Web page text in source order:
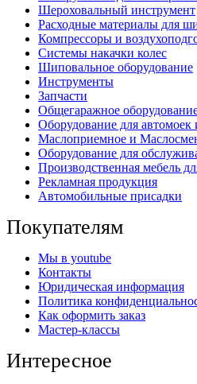
Шероховальный инструмент
Расходные материалы для
Компрессоры и
Системы накачки колес
Шиповальное оборудование
Инструменты
Запчасти
Общегаражное
Оборудование для автомоек
Маслоприемное и
Оборудование для
Производственная мебель
Рекламная продукция
Автомобильные присадки
Покупателям
Мы в youtube
Контакты
Юридическая информация
Политика
Как оформить заказ
Мастер-классы
Интересное